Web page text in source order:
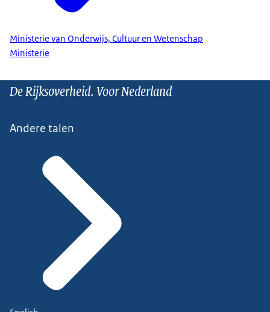
Ministerie van Onderwijs, Cultuur en Wetenschap
Ministerie
De Rijksoverheid. Voor Nederland
Andere talen